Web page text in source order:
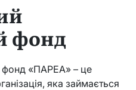
фонд
фонд «ПАРЕА» – це
яка займається